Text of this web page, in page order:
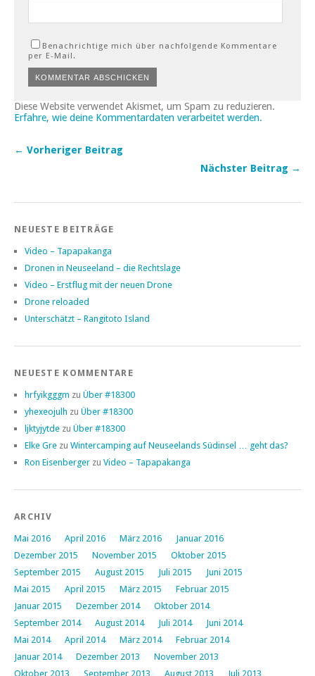
Benachrichtige mich über nachfolgende Kommentare
per E-Mail.
Diese Website verwendet Akismet, um Spam zu reduzieren.
Erfahre, wie deine Kommentardaten verarbeitet werden.
← Vorheriger Beitrag
Nächster Beitrag →
NEUESTE BEITRÄGE
Video – Tapapakanga
Dronen in Neuseeland – die Rechtslage
Video – Erstflug mit der neuen Drone
Drone reloaded
Unterschätzt – Rangitoto Island
NEUESTE KOMMENTARE
hrfyikgggm zu Über #18300
yhexeojulh zu Über #18300
ljktyjytde zu Über #18300
Elke Gre zu Wintercamping auf Neuseelands Südinsel … geht das?
Ron Eisenberger zu Video – Tapapakanga
ARCHIV
Mai 2016 April 2016 März 2016
Januar 2016
Dezember 2015
November 2015
Oktober 2015
September 2015
August 2015 Juli 2015
Juni 2015
Mai 2015
April 2015 März 2015
Februar 2015
Januar 2015
Dezember 2014
Oktober 2014
September 2014
August 2014 Juli 2014
Juni 2014
Mai 2014
April 2014 März 2014
Februar 2014
Januar 2014
Dezember 2013
November 2013
Oktober 2013
September 2013 August 2013
Juli 2013